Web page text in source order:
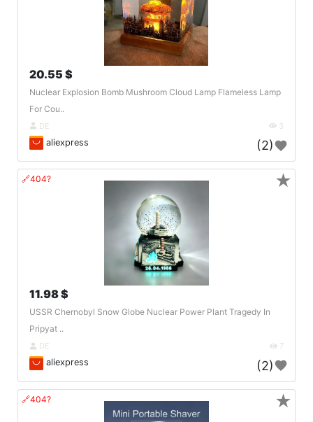
20.55 $
Nuclear Explosion Bomb Mushroom Cloud Lamp Flameless Lamp
For Cou..
DE 3
aliexpress (2)
🔗404?
11.98 $
USSR Chernobyl Snow Globe Nuclear Power Plant Tragedy In
Pripyat ..
DE 7
aliexpress (2)
★
🔗404? ★